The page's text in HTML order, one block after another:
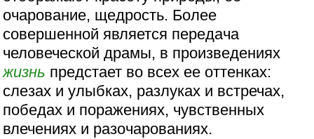
очарование, щедрость. Более
совершенной является передача
человеческой драмы, в произведениях
жизнь предстает во всех ее оттенках:
слезах и улыбках, разлуках и встречах,
победах и поражениях, чувственных
влечениях и разочарованиях.